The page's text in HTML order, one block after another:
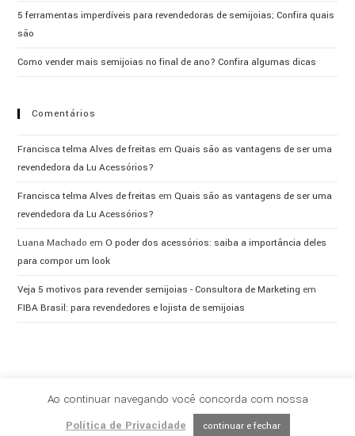
5 ferramentas imperdíveis para revendedoras de semijoias; Confira quais
são
Como vender mais semijoias no final de ano? Confira algumas dicas
Comentários
Francisca telma Alves de freitas emQuais são as vantagens de ser uma
revendedora da Lu Acessórios?
Francisca telma Alves de freitas emQuais são as vantagens de ser uma
revendedora da Lu Acessórios?
Luana Machado emO poder dos acessórios: saiba a importância deles
para compor um look
Veja 5 motivos para revender semijoias - Consultora de Marketing em
FIBA Brasil: para revendedores e lojista de semijoias
Ao continuar navegando você concorda com nossa
Política de Privacidade
continuar e fechar